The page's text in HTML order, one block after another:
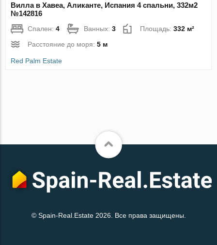
Вилла в Хавеа, Аликанте, Испания 4 спальни, 332м2
№142816
Спален:4 Ванных:3 Площадь:332 м²
Расстояние до моря:5 м
Red Palm Estate
© Spain-Real.Estate 2026. Все права защищены.